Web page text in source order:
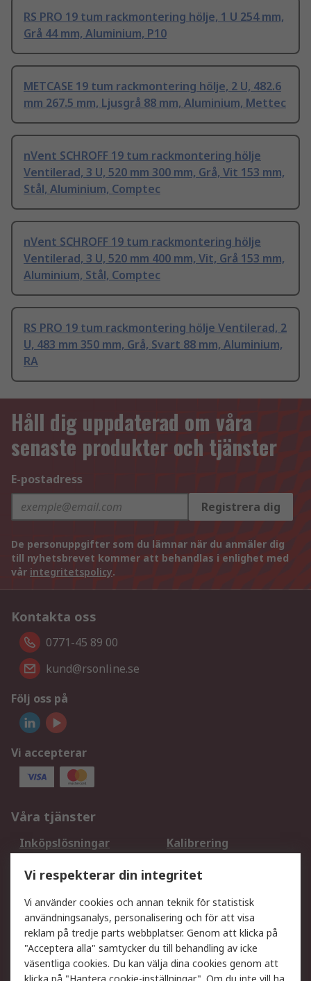
RS PRO 19 tum rackmontering hölje, 1 U 254 mm,
Grå 44 mm, Aluminium, P10
METCASE 19 tum rackmontering hölje, 2 U, 482.6
mm 267.5 mm, Ljusgrå 88 mm, Aluminium, Mettec
nVent SCHROFF 19 tum rackmontering hölje
Ventilerad, 3 U, 520 mm 300 mm, Grå, Vit 153 mm,
Stål, Aluminium, Comptec
nVent SCHROFF 19 tum rackmontering hölje
Ventilerad, 3 U, 520 mm 400 mm, Vit, Grå 153 mm,
Aluminium, Stål, Comptec
RS PRO 19 tum rackmontering hölje Ventilerad, 2
U, 483 mm 350 mm, Grå, Svart 88 mm, Aluminium,
RA
Håll dig uppdaterad om våra
senaste produkter och tjänster
E-postadress
Registrera dig
De personuppgifter som du lämnar när du anmäler dig
till nyhetsbrevet kommer att behandlas i enlighet med
vår integritetspolicy.
Kontakta oss
0771-45 89 00
kund@rsonline.se
Följ oss på
Vi accepterar
Våra tjänster
Inköpslösningar
Kalibrering
DesignSpark
Teknisk Support
Ditt lokala säljteam
Exportlösningar
Support
Få hjälp
Retur av varor
Vi respekterar din integritet
Vi använder cookies och annan teknik för statistisk
användningsanalys, personalisering och för att visa
reklam på tredje parts webbplatser. Genom att klicka på
"Acceptera alla" samtycker du till behandling av icke
väsentliga cookies. Du kan välja dina cookies genom att